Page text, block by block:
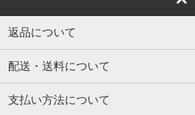
返品について
配送・送料について
支払い方法について